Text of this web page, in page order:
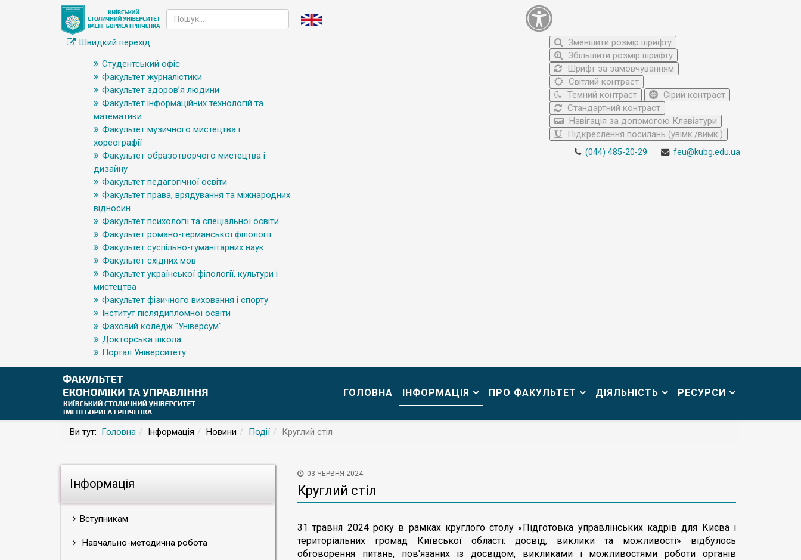
Швидкий перехід
Студентський офіс
Факультет журналістики
Факультет здоров’я людини
Факультет інформаційних технологій та
математики
Факультет музичного мистецтва і
хореографії
Факультет образотворчого мистецтва і
дизайну
Факультет педагогічної освіти
Факультет права, врядування та міжнародних
відносин
Факультет психології та спеціальної освіти
Факультет романо-германської філології
Факультет суспільно-гуманітарних наук
Факультет східних мов
Факультет української філології, культури і
мистецтва
Факультет фізичного виховання і спорту
Інститут післядипломної освіти
Фаховий коледж "Універсум"
Докторська школа
Портал Університету
Зменшити розмір шрифту
Збільшити розмір шрифту
Шрифт за замовчуванням
Світлий контраст
Темний контраст
Сірий контраст
Стандартний контраст
Навігація за допомогою Клавіатури
Підкреслення посилань (увімк./вимк.)
(044) 485-20-29 feu@kubg.edu.ua
ГОЛОВНА ІНФОРМАЦІЯ ПРО ФАКУЛЬТЕТ ДІЯЛЬНІСТЬ РЕСУРСИ
Ви тут: Головна Інформація Новини Події Круглий стіл
Інформація
Вступникам
Навчально-методична робота
03 ЧЕРВНЯ 2024
Круглий стіл
31 травня 2024 року в рамках круглого столу «Підготовка управлінських кадрів для Києва і
територіальних громад Київської області: досвід, виклики та можливості» відбулось
обговорення питань, пов'язаних із досвідом, викликами і можливостями роботи органів